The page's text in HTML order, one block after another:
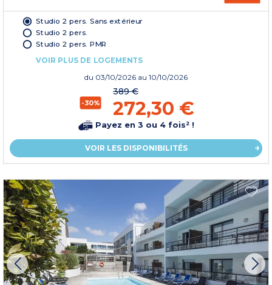
Studio 2 pers. Sans extérieur
Studio 2 pers.
Studio 2 pers. PMR
VOIR PLUS DE LOGEMENTS
du 03/10/2026 au 10/10/2026
-30%
389 €
272,30 €
Payez en 3 ou 4 fois² !
VOIR LES DISPONIBILITÉS